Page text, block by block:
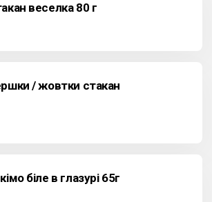
веселка 80 г
/ жовтки стакан
біле в глазурі 65г